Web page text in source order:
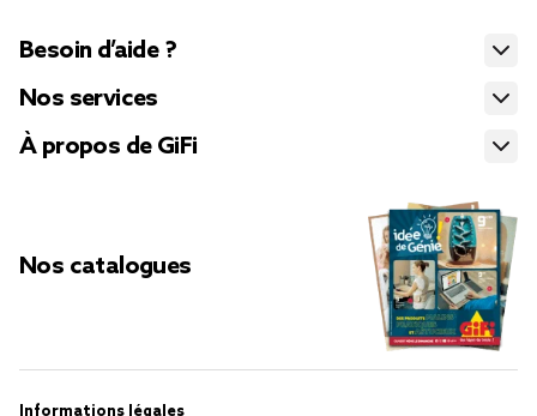
Besoin d’aide ?
Nos services
À propos de GiFi
Nos catalogues
Informations légales